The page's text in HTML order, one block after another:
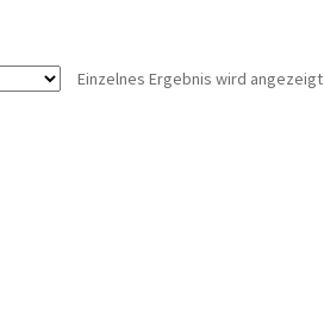
Einzelnes Ergebnis wird angezeigt